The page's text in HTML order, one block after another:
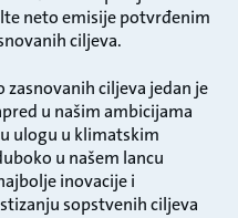
neto emisije potvrđenim
ciljeva.
ciljeva jedan je
u našim ambicijama
ulogu u klimatskim
u našem lancu
inovacije i
sopstvenih ciljeva